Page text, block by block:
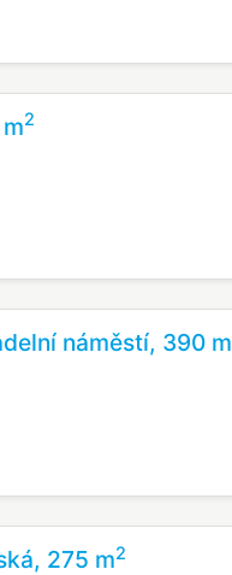
2
náměstí, 390 m
275 m2